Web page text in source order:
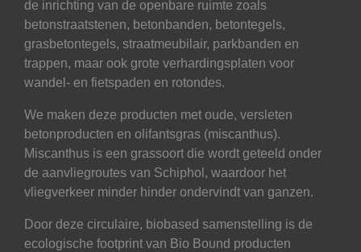
de inrichting van de openbare ruimte zoals
betonstraatstenen, betonbanden, betontegels,
grasbetontegels, straatmeubilair, parkbanden en
trappen, maar ook grote verhardingsplaten voor
wandel- en fietspaden en rotondes.
We maken deze producten met oude, versleten
betonproducten en olifantsgras (miscanthus).
Miscanthus is een grassoort die wordt geteeld onder
de aanvliegroutes van Schiphol, waardoor het
vliegverkeer minder hinder ondervindt van ganzen.
Door deze circulaire, biobased samenstelling is de
ecologische footprint van Bio Bound producten